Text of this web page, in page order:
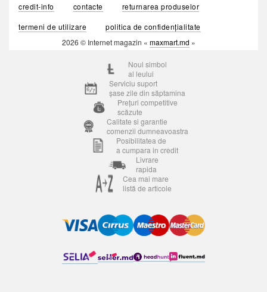
credit-info
contacte
returnarea produselor
termeni de utilizare
politica de confidențialitate
2026 © Internet magazin « maxmart.md »
Noul simbol
al leului
Serviciu suport
șase zile din săptamina
Prețuri competitive
scăzute
Calitate si garantie
comenzii dumneavoastra
Posibilitatea de
a cumpara in credit
Livrare
rapida
Cea mai mare
listă de articole